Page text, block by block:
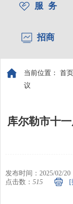
服 务
招商
当前位置： 首页
议
库尔勒市十
发布时间：2025/02/20
点击数： 515 [